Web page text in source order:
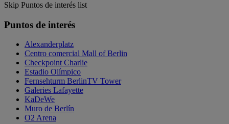
Skip Puntos de interés list
Puntos de interés
Alexanderplatz
Centro comercial Mall of Berlin
Checkpoint Charlie
Estadio Olímpico
Fernsehturm BerlinTV Tower
Galeries Lafayette
KaDeWe
Muro de Berlín
O2 Arena